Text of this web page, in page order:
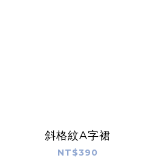
斜格紋A字裙
NT$390